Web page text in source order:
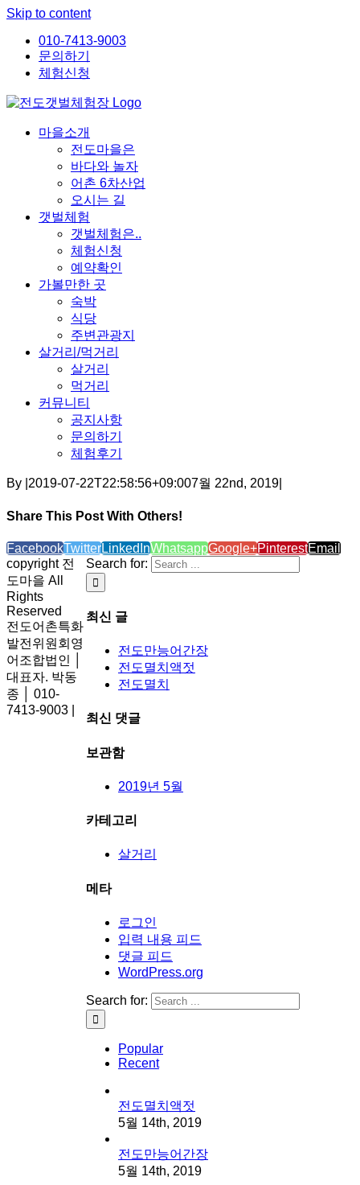
Skip to content
010-7413-9003
문의하기
체험신청
마을소개
전도마을은
바다와 놀자
어촌 6차산업
오시는 길
갯벌체험
갯벌체험은..
체험신청
예약확인
가볼만한 곳
숙박
식당
주변관광지
살거리/먹거리
살거리
먹거리
커뮤니티
공지사항
문의하기
체험후기
By 2019-07-22T22:58:56+09:007월 22nd, 2019
Share This Post With Others!
FacebookTwitterLinkedInWhatsappGoogle+PinterestEmail
Search for:
최신 글
전도만능어간장
전도멸치액젓
전도멸치
최신 댓글
보관함
2019년 5월
카테고리
살거리
메타
로그인
입력 내용 피드
댓글 피드
WordPress.org
Search for:
Popular
Recent
전도멸치액젓
5월 14th, 2019
전도만능어간장
5월 14th, 2019
copyright 전
도마을 All
Rights
Reserved
전도어촌특화
발전위원회영
어조합법인 │
대표자. 박동
종 │ 010-
7413-9003 |